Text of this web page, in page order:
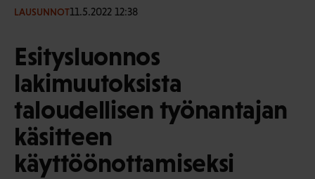
fLAUSUNNOT11.5.2022 12:38
Esitysluonnos
lakimuutoksista
taloudellisen työnantajan
käsitteen
käyttöönottamiseksi